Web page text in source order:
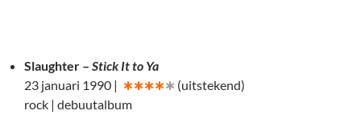
Slaughter – Stick It to Ya
23 januari 1990 | ∗∗∗∗∗ (uitstekend)
rock | debuutalbum